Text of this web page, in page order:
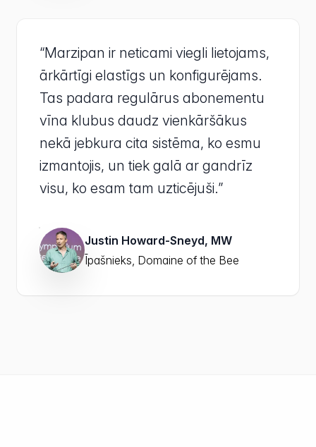
“Marzipan ir neticami viegli lietojams,
ārkārtīgi elastīgs un konfigurējams.
Tas padara regulārus abonementu
vīna klubus daudz vienkāršākus
nekā jebkura cita sistēma, ko esmu
izmantojis, un tiek galā ar gandrīz
visu, ko esam tam uzticējuši.”
Justin Howard-Sneyd, MW
Īpašnieks, Domaine of the Bee